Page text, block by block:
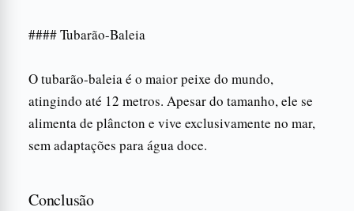
#### Tubarão-Baleia
O tubarão-baleia é o maior peixe do mundo,
atingindo até 12 metros. Apesar do tamanho, ele se
alimenta de plâncton e vive exclusivamente no mar,
sem adaptações para água doce.
Conclusão